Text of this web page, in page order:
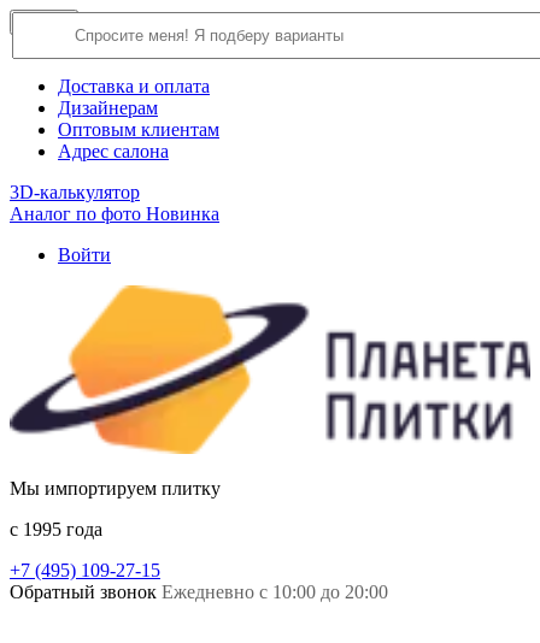
О компании
Доставка и оплата
Дизайнерам
Оптовым клиентам
Адрес салона
3D-калькулятор
Аналог по фото Новинка
Войти
Мы импортируем плитку
c 1995 года
+7 (495) 109-27-15
Обратный звонок Ежедневно с 10:00 до 20:00